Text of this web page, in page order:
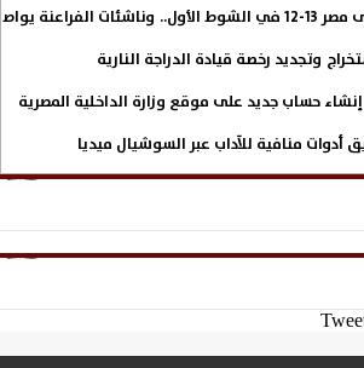
نهائي مونديال اليد
وتجديد رخصة قيادة الدراجة النارية
حساب جديد على موقع وزارة الداخلية المصرية
منافية للآداب عبر السوشيال ميديا